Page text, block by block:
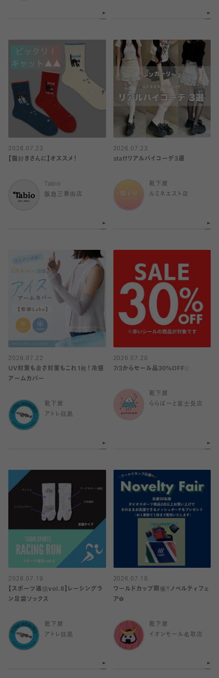
2026.07.23
【猫好きさんに】オススメ！
Tabio
阪急三番街店
2026.07.23
staffリアルバイコーデ3選
靴下屋
ルミネエスト店
2026.07.22
UV対策も暑さ対策もこれ1枚！冷感
アームカバー
靴下屋
アトレ目黒
2026.07.20
7/3からセール品30%OFF❕❕
靴下屋
ららぽーと富士見店
2026.07.19
【スポーツ通信vol.8】レーシングラ
ン足袋ソックス
靴下屋
アトレ目黒
2026.07.18
ワールドカップ開催‼️ノベルティフェ
ア⚽️
靴下屋
イオンモール名取店